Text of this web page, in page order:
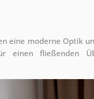
eine moderne Optik
einen fließenden